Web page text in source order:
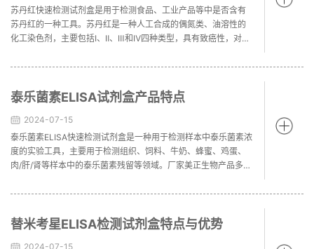
苏丹红快速检测试剂盒是用于检测食品、工业产品等中是否含有
苏丹红的一种工具。苏丹红是一种人工合成的偶氮类、油溶性的
化工染色剂，主要包括Ⅰ、Ⅱ、Ⅲ和Ⅳ四种类型，具有致癌性，对人
来电咨询！
泰乐菌素ELISA试剂盒产品特点
2024-07-15
泰乐菌素ELISA快速检测试剂盒是一种用于检测样本中泰乐菌素浓
度的实验工具，主要用于检测组织、饲料、牛奶、蜂蜜、鸡蛋、
肉/肝/肾等样本中的泰乐菌素残留等领域。厂家美正生物产品多样
替米考星ELISA检测试剂盒特点与优势
2024-07-15